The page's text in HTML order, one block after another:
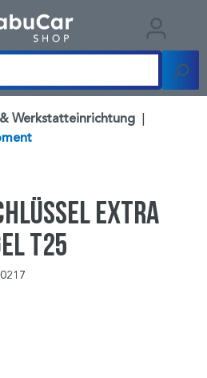
Werkstatteinrichtung |
extra
T25